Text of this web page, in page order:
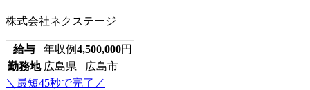
株式会社ネクステージ
給与 年収例4,500,000円
勤務地 広島県 広島市
＼最短45秒で完了／